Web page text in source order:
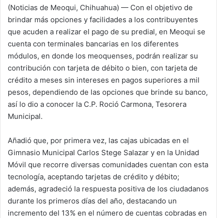
(Noticias de Meoqui, Chihuahua) — Con el objetivo de
brindar más opciones y facilidades a los contribuyentes
que acuden a realizar el pago de su predial, en Meoqui se
cuenta con terminales bancarias en los diferentes
módulos, en donde los meoquenses, podrán realizar su
contribución con tarjeta de débito o bien, con tarjeta de
crédito a meses sin intereses en pagos superiores a mil
pesos, dependiendo de las opciones que brinde su banco,
así lo dio a conocer la C.P. Roció Carmona, Tesorera
Municipal.
Añadió que, por primera vez, las cajas ubicadas en el
Gimnasio Municipal Carlos Stege Salazar y en la Unidad
Móvil que recorre diversas comunidades cuentan con esta
tecnología, aceptando tarjetas de crédito y débito;
además, agradeció la respuesta positiva de los ciudadanos
durante los primeros días del año, destacando un
incremento del 13% en el número de cuentas cobradas en